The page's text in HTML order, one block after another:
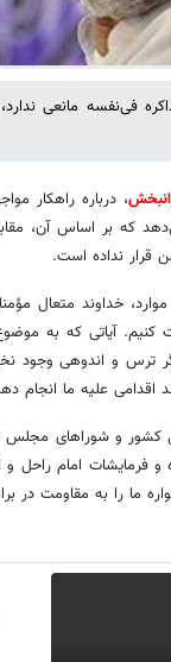
فی‌نفسه مانعی ندارد،
، درباره راهکار
که بر اساس آن،
قرار نداده است.
خداوند متعال
آیاتی که به
ترس و اندوهی وجود
علیه ما انجام
و شوراهای مجلس
فرمایشات امام راحل و
ما را به مقاومت در